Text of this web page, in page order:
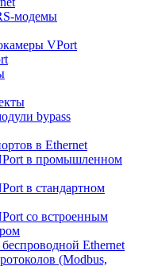
модемы
VPort
bypass
в Ethernet
в промышленном
в стандартном
со встроенным
Ethernet
(Modbus,